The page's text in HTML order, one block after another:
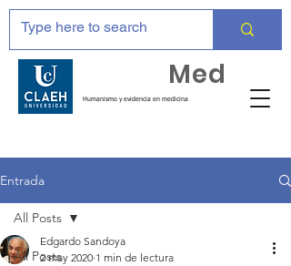
Humanismo y evidencia en medicina
Med
Entrada
All Posts
All Posts
Edgardo Sandoya
2 may 2020 1 min de lectura